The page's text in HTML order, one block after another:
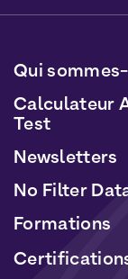
données seront
Qui
Calculateur
Test
Newsletters
No Filter
Formations